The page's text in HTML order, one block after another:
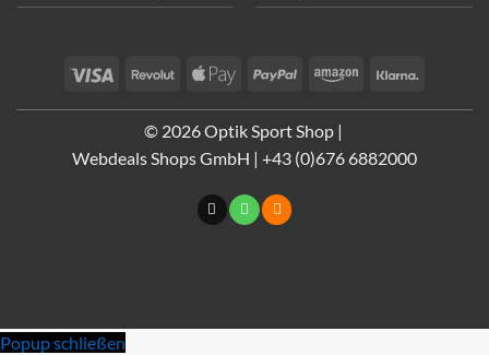
Visum Revolut Apple
PayPal Amazon
© 2026 Optik Sport Shop |
Webdeals Shops GmbH | +43 (0)676 6882000
Popup schließen